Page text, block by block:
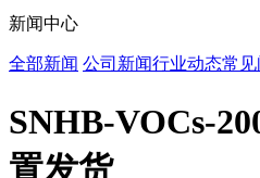
新闻中心
全部新闻 公司新闻行业动态常
SNHB-VOCs-
置发货